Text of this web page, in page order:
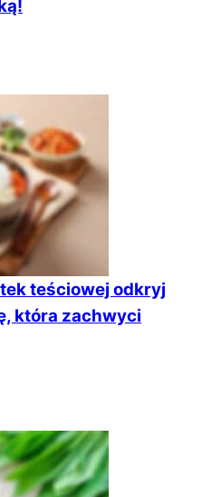
teściowej odkryj
która zachwyci